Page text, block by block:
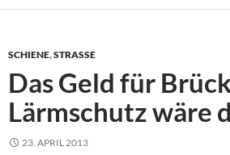
SCHIENE,STRASSE
Das Geld für
Lärmschutz wäre
23. APRIL 2013